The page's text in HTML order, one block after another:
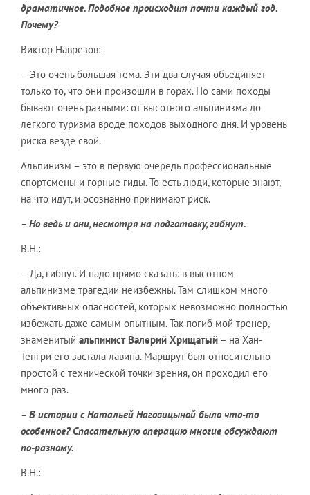
драматичное. Подобное происходит почти каждый год.
Почему?
Виктор Наврезов:
– Это очень большая тема. Эти два случая объединяет
только то, что они произошли в горах. Но сами походы
бывают очень разными: от высотного альпинизма до
легкого туризма вроде походов выходного дня. И уровень
риска везде свой.
Альпинизм – это в первую очередь профессиональные
спортсмены и горные гиды. То есть люди, которые знают,
на что идут, и осознанно принимают риск.
– Но ведь и они, несмотря на подготовку, гибнут.
В.Н.:
– Да, гибнут. И надо прямо сказать: в высотном
альпинизме трагедии неизбежны. Там слишком много
объективных опасностей, которых невозможно полностью
избежать даже самым опытным. Так погиб мой тренер,
знаменитый альпинист Валерий Хрищатый – на Хан-
Тенгри его застала лавина. Маршрут был относительно
простой с технической точки зрения, он проходил его
много раз.
– В истории с Натальей Наговицыной было что-то
особенное? Спасательную операцию многие обсуждают
по-разному.
В.Н.: